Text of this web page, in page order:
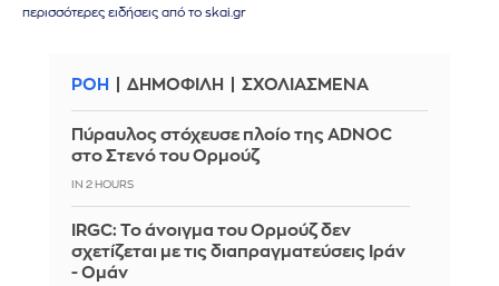
περισσότερες ειδήσεις από το skai.gr
ΡΟΗ ΔΗΜΟΦΙΛΗ ΣΧΟΛΙΑΣΜΕΝΑ
Πύραυλος στόχευσε πλοίο της ADNOC
στο Στενό του Ορμούζ
IN 2 HOURS
IRGC: Το άνοιγμα του Ορμούζ δεν
σχετίζεται με τις διαπραγματεύσεις Ιράν
- Ομάν